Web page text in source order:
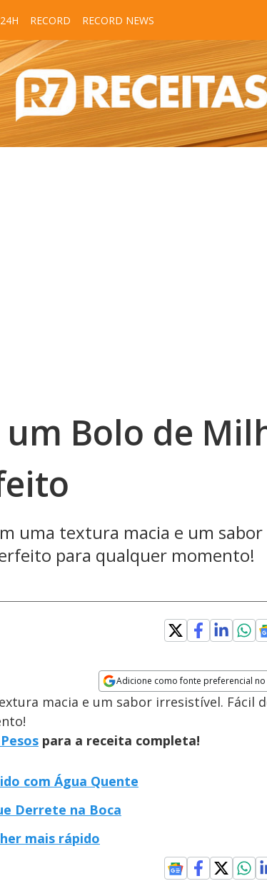
RECORD RECORD NEWS
Bolo de
uma textura macia e um sabor
para qualquer momento!
Adicione como fonte preferencial
Opens in new window
macia e um sabor irresistível. Fácil
para a receita completa!
com Água Quente
Derrete na Boca
mais rápido